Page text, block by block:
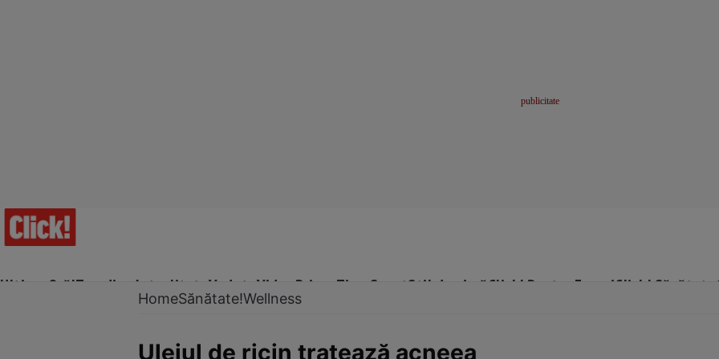
Ultima Oră!Trending Actualitate Vedete Video Prime Time SportStil de viațăClick! Pentru FemeiClick! Sănătate
HomeSănătate!Wellness
Uleiul de ricin tratează acneea